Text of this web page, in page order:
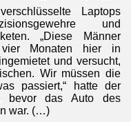
Laptops
und
„Diese Männer
Monaten hier in
und versucht,
Wir müssen die
passiert,“ hatte der
bevor das Auto des
war. (…)